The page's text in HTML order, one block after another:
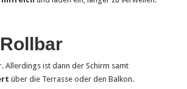
Allerdings ist dann der Schirm samt
über die Terrasse oder den Balkon.